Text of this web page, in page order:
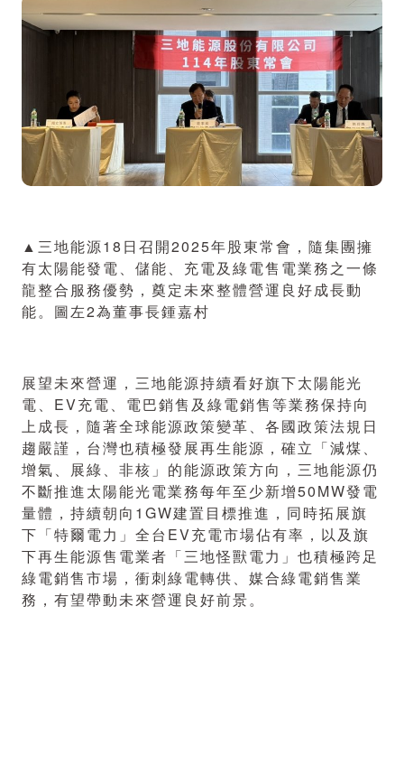
▲三地能源18日召開2025年股東常會，隨集團擁
有太陽能發電、儲能、充電及綠電售電業務之一條
龍整合服務優勢，奠定未來整體營運良好成長動
能。圖左2為董事長鍾嘉村
展望未來營運，三地能源持續看好旗下太陽能光
電、EV充電、電巴銷售及綠電銷售等業務保持向
上成長，隨著全球能源政策變革、各國政策法規日
趨嚴謹，台灣也積極發展再生能源，確立「減煤、
增氣、展綠、非核」的能源政策方向，三地能源仍
不斷推進太陽能光電業務每年至少新增50MW發電
量體，持續朝向1GW建置目標推進，同時拓展旗
下「特爾電力」全台EV充電市場佔有率，以及旗
下再生能源售電業者「三地怪獸電力」也積極跨足
綠電銷售市場，衝刺綠電轉供、媒合綠電銷售業
務，有望帶動未來營運良好前景。